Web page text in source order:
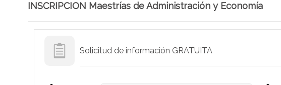
INSCRIPCION Maestrías de Administración y Economía
Solicitud de información GRATUITA